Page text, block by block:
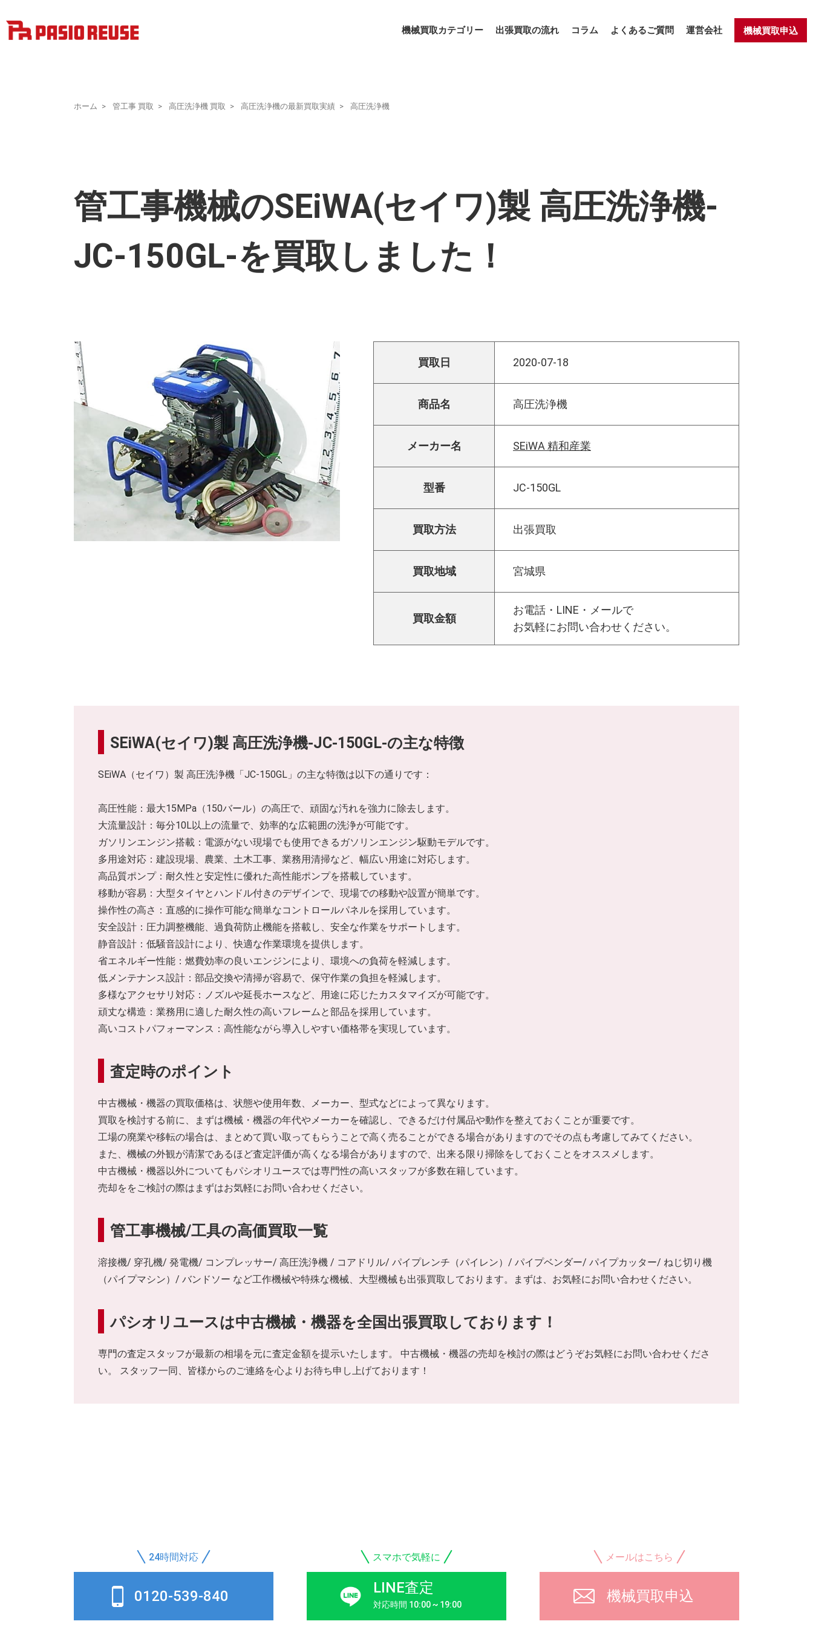
機械買取カテゴリー 出張買取の流れ コラム よくあるご質問 運営会社 機械買取申込
ホーム 管工事 買取 高圧洗浄機 買取 高圧洗浄機の最新買取実績 高圧洗浄機
管工事機械のSEiWA(セイワ)製 高圧洗浄機-
JC-150GL-を買取しました！
買取日 2020-07-18
商品名 高圧洗浄機
メーカー名 SEiWA 精和産業
型番 JC-150GL
買取方法 出張買取
買取地域 宮城県
買取金額
お電話・LINE・メールで
お気軽にお問い合わせください。
SEiWA(セイワ)製 高圧洗浄機-JC-150GL-の主な特徴
SEiWA（セイワ）製 高圧洗浄機「JC-150GL」の主な特徴は以下の通りです：
高圧性能：最大15MPa（150バール）の高圧で、頑固な汚れを強力に除去します。
大流量設計：毎分10L以上の流量で、効率的な広範囲の洗浄が可能です。
ガソリンエンジン搭載：電源がない現場でも使用できるガソリンエンジン駆動モデルです。
多用途対応：建設現場、農業、土木工事、業務用清掃など、幅広い用途に対応します。
高品質ポンプ：耐久性と安定性に優れた高性能ポンプを搭載しています。
移動が容易：大型タイヤとハンドル付きのデザインで、現場での移動や設置が簡単です。
操作性の高さ：直感的に操作可能な簡単なコントロールパネルを採用しています。
安全設計：圧力調整機能、過負荷防止機能を搭載し、安全な作業をサポートします。
静音設計：低騒音設計により、快適な作業環境を提供します。
省エネルギー性能：燃費効率の良いエンジンにより、環境への負荷を軽減します。
低メンテナンス設計：部品交換や清掃が容易で、保守作業の負担を軽減します。
多様なアクセサリ対応：ノズルや延長ホースなど、用途に応じたカスタマイズが可能です。
頑丈な構造：業務用に適した耐久性の高いフレームと部品を採用しています。
高いコストパフォーマンス：高性能ながら導入しやすい価格帯を実現しています。
査定時のポイント
中古機械・機器の買取価格は、状態や使用年数、メーカー、型式などによって異なります。
買取を検討する前に、まずは機械・機器の年代やメーカーを確認し、できるだけ付属品や動作を整えておくことが重要です。
工場の廃業や移転の場合は、まとめて買い取ってもらうことで高く売ることができる場合がありますのでその点も考慮してみてください。
また、機械の外観が清潔であるほど査定評価が高くなる場合がありますので、出来る限り掃除をしておくことをオススメします。
中古機械・機器以外についてもパシオリユースでは専門性の高いスタッフが多数在籍しています。
売却ををご検討の際はまずはお気軽にお問い合わせください。
管工事機械/工具の高価買取一覧
溶接機/ 穿孔機/ 発電機/ コンプレッサー/ 高圧洗浄機 / コアドリル/ パイプレンチ（パイレン）/ パイプベンダー/ パイプカッター/ ねじ切り機
（パイプマシン）/ バンドソー など工作機械や特殊な機械、大型機械も出張買取しております。まずは、お気軽にお問い合わせください。
パシオリユースは中古機械・機器を全国出張買取しております！
専門の査定スタッフが最新の相場を元に査定金額を提示いたします。 中古機械・機器の売却を検討の際はどうぞお気軽にお問い合わせくださ
い。 スタッフ一同、皆様からのご連絡を心よりお待ち申し上げております！
24時間対応
0120-539-840
スマホで気軽に
LINE査定
対応時間 10:00 ~ 19:00
メールはこちら
機械買取申込